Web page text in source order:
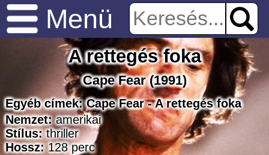
Menü
A rettegés foka
Cape Fear(1991)
Egyéb címek:Cape Fear - A rettegés foka
Nemzet: amerikai
Stílus: thriller
Hossz: 128perc